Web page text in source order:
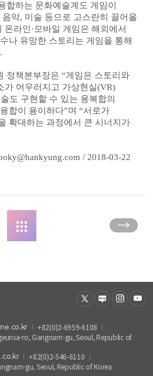
합하는 문화예술계도 게임이
악, 미술 등으로 고스란히 끌어올
라인·모바일 게임은 해외에서
나 유망한 스토리는 게임을 통해
정책본부장은 “게임은 스토리와
가 어우러지고 가상현실(VR)
도 구현할 수 있는 융복합의
합이 용이하다”며 “서로가
확대하는 과정에서 큰 시너지가
/ 2018-03-22
+82(0)2-6959-6108
ro, Gangnam-gu, Seoul, Republic of
+82(0)2-546-6110
gu, Seoul, Republic of Korea